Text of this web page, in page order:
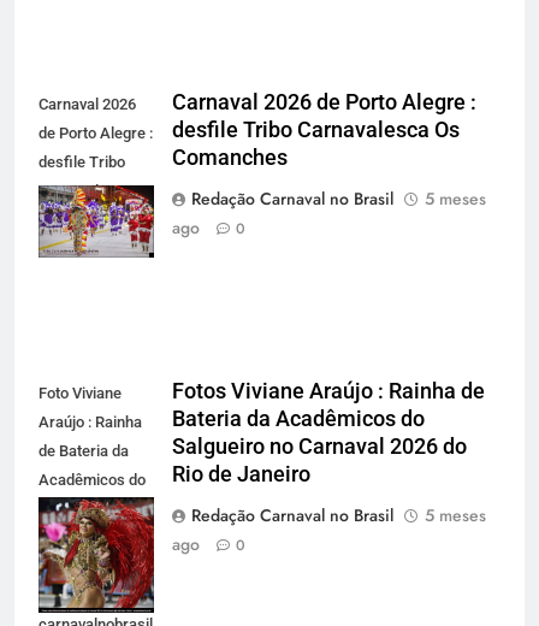
Carnaval 2026
de Porto Alegre :
desfile Tribo
Carnavalesca
Os Comanches -
carnavalnobrasil.com.br
Carnaval 2026 de Porto Alegre :
desfile Tribo Carnavalesca Os
Comanches
Redação Carnaval no Brasil
5 meses
ago
0
Foto Viviane
Araújo : Rainha
de Bateria da
Acadêmicos do
Salgueiro no
Carnaval 2026
do Rio de
Janeiro -
Fotos Viviane Araújo : Rainha de
Bateria da Acadêmicos do
Salgueiro no Carnaval 2026 do
Rio de Janeiro
Redação Carnaval no Brasil
5 meses
ago
0